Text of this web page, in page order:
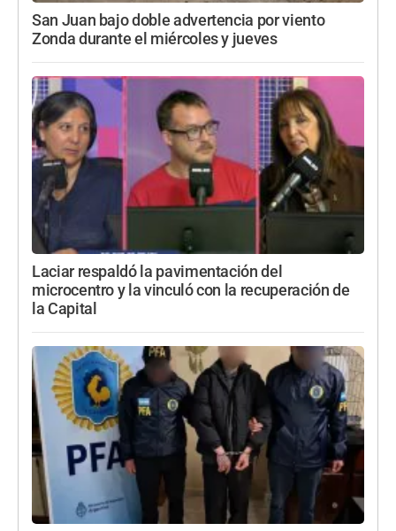
San Juan bajo doble advertencia por viento
Zonda durante el miércoles y jueves
Laciar respaldó la pavimentación del
microcentro y la vinculó con la recuperación de
la Capital